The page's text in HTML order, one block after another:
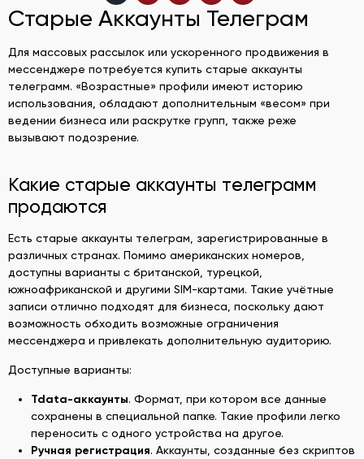
Старые Аккаунты Телеграм
Для массовых рассылок или ускоренного продвижения в
мессенджере потребуется купить старые аккаунты
телеграмм. «Возрастные» профили имеют историю
использования, обладают дополнительным «весом» при
ведении бизнеса или раскрутке групп, также реже
вызывают подозрение.
Какие старые аккаунты телеграмм
продаются
Есть старые аккаунты телеграм, зарегистрированные в
различных странах. Помимо американских номеров,
доступны варианты с британской, турецкой,
южноафриканской и другими SIM-картами. Такие учётные
записи отлично подходят для бизнеса, поскольку дают
возможность обходить возможные ограничения
мессенджера и привлекать дополнительную аудиторию.
Доступные варианты:
Tdata-аккаунты. Формат, при котором все данные
сохранены в специальной папке. Такие профили легко
переносить с одного устройства на другое.
Ручная регистрация. Аккаунты, созданные без скриптов